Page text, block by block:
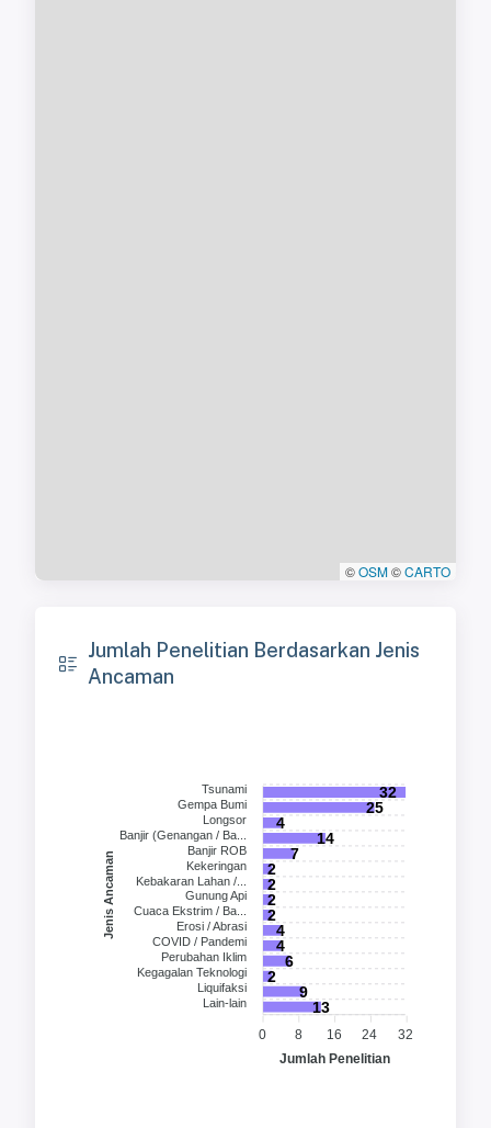
©OSM©CARTO
Jumlah Penelitian Berdasarkan Jenis
Ancaman
Tsunami
Gempa Bumi
Longsor
Banjir (Genangan / Ba...
Banjir ROB
Kekeringan
Kebakaran Lahan /...
Gunung Api
Cuaca Ekstrim / Ba...
Erosi / Abrasi
COVID / Pandemi
Perubahan Iklim
Kegagalan Teknologi
Liquifaksi
Lain-lain
Jenis Ancaman
32
24
16
8
0
Jumlah Penelitian
32
25
4
14
7
2
2
2
2
4
4
6
2
9
13